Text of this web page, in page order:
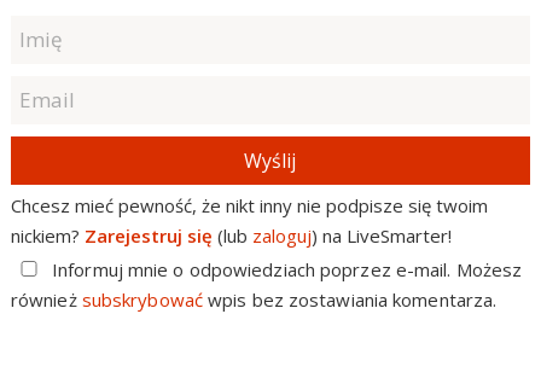
Wyślij
Chcesz mieć pewność, że nikt inny nie podpisze się twoim
nickiem? Zarejestruj się (lub zaloguj) na LiveSmarter!
Informuj mnie o odpowiedziach poprzez e-mail. Możesz
również subskrybowaćwpis bez zostawiania komentarza.